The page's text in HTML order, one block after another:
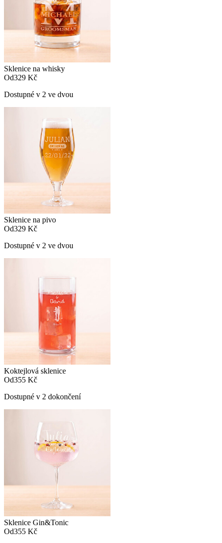
Sklenice na whisky
Od329 Kč
Dostupné v 2 ve dvou
Sklenice na pivo
Od329 Kč
Dostupné v 2 ve dvou
Koktejlová sklenice
Od355 Kč
Dostupné v 2 dokončení
Sklenice Gin&Tonic
Od355 Kč